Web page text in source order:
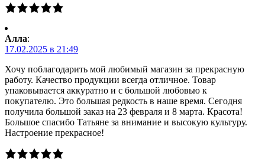
Алла:
17.02.2025 в 21:49
Хочу поблагодарить мой любимый магазин за прекрасную
работу. Качество продукции всегда отличное. Товар
упаковывается аккуратно и с большой любовью к
покупателю. Это большая редкость в наше время. Сегодня
получила большой заказ на 23 февраля и 8 марта. Красота!
Большое спасибо Татьяне за внимание и высокую культуру.
Настроение прекрасное!